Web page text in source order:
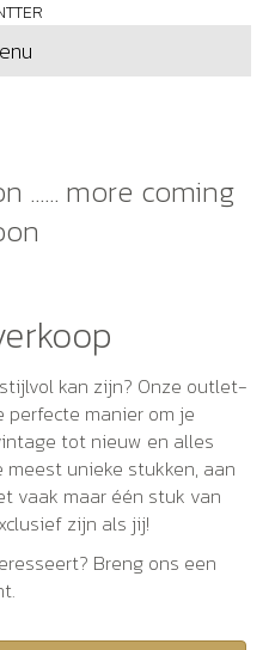
...... more coming
kan zijn? Onze outlet-
perfecte manier om je
tot nieuw en alles
unieke stukken, aan
vaak maar één stuk van
zijn als jij!
Breng ons een